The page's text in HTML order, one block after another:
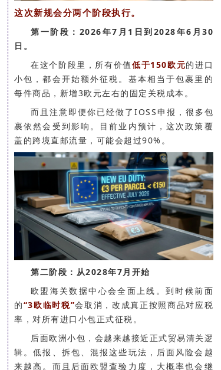
这次新规会分两个阶段执行。
第一阶段：2026年7月1日到2028年6月30
日。
在这个阶段里，所有价值低于150欧元的进口
小包，都会开始额外征税。基本相当于包裹里的
每件商品，新增3欧元左右的固定关税成本。
而且注意即便你已经做了IOSS申报，很多包
裹依然会受到影响。目前业内预计，这次政策覆
盖的跨境直邮流量，可能会超过90%。
第二阶段：从2028年7月开始
欧盟海关数据中心会全面上线。到时候前面
的“3欧临时税”会取消，改成真正按照商品对应税
率，对所有进口小包正式征税。
后面欧洲小包，会越来越接近正式贸易清关逻
辑。低报、拆包、混报这些玩法，后面风险会越
来越高。而且后面欧盟查验力度，大概率也会继